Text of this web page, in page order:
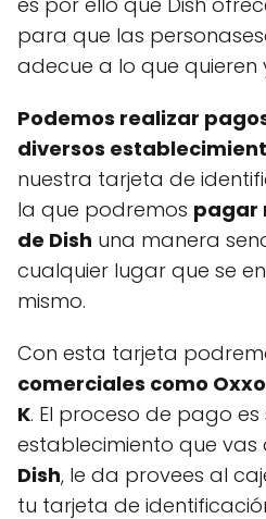
para que las
adecue a lo que quieren
Podemos realizar
diversos
nuestra tarjeta de
la que podremos pagar
de Dish una manera
cualquier lugar que se
mismo.
Con esta tarjeta
comerciales como
K. El proceso de pago es
establecimiento que vas
Dish, le da provees al
tu tarjeta de